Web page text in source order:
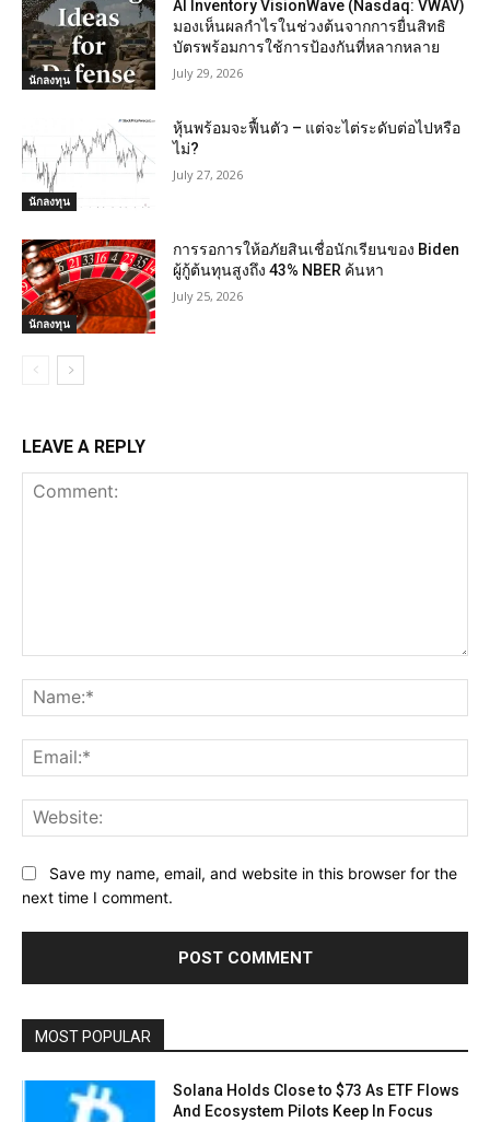
นักลงทุน
AI Inventory VisionWave (Nasdaq: VWAV)
มองเห็นผลกำไรในช่วงต้นจากการยื่นสิทธิ
บัตรพร้อมการใช้การป้องกันที่หลากหลาย
July 29, 2026
นักลงทุน
หุ้นพร้อมจะฟื้นตัว – แต่จะไต่ระดับต่อไปหรือ
ไม่?
July 27, 2026
นักลงทุน
การรอการให้อภัยสินเชื่อนักเรียนของ Biden
ผู้กู้ต้นทุนสูงถึง 43% NBER ค้นหา
July 25, 2026
LEAVE A REPLY
Save my name, email, and website in this browser for the
next time I comment.
MOST POPULAR
Solana Holds Close to $73 As ETF Flows
And Ecosystem Pilots Keep In Focus